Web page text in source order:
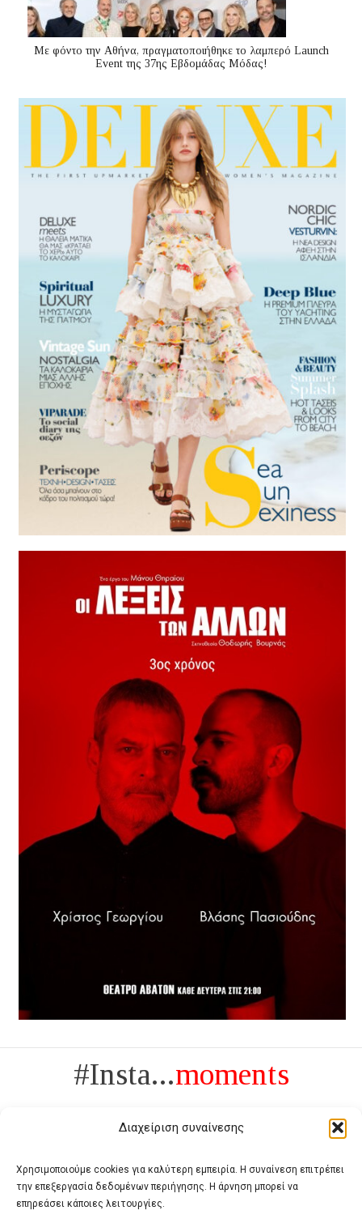
Διαχείριση συναίνεσης
Χρησιμοποιούμε cookies για καλύτερη εμπειρία. Η συναίνεση επιτρέπει
την επεξεργασία δεδομένων περιήγησης. Η άρνηση μπορεί να
επηρεάσει κάποιες λειτουργίες.
Με φόντο την Αθήνα, πραγματοποιήθηκε το λαμπερό Launch
Event της 37ης Εβδομάδας Μόδας!
#Insta...moments
Πολυτέλεια δεν είναι το αντίθετο της ανέχειας, είναι το αντίθετο της